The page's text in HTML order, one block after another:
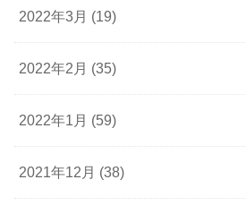
2022年3月 (19)
2022年2月 (35)
2022年1月 (59)
2021年12月 (38)